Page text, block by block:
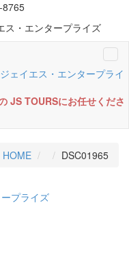
8765
ス・エンタープライズ
JS TOURSにお任せくださ
HOME DSC01965
プライズ